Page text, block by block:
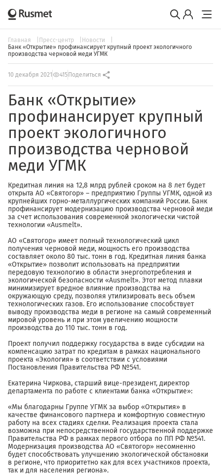
Главная Пресс-центр
Новости
Банк «Открытие» профинансирует крупный проект экологичного
производства черновой меди УГМК
10 декабря 2021 415 Поделиться
Банк «Открытие»
профинансирует крупный
проект экологичного
производства черновой
меди УГМК
Кредитная линия на 12,8 млрд рублей сроком на 8 лет будет
открыта АО «Святогор» – предприятию Группы УГМК, одной из
крупнейших горно-металлургических компаний России. Банк
профинансирует модернизацию производства черновой меди
за счет использования современной экологически чистой
технологии «Ausmelt».
АО «Святогор» имеет полный технологический цикл
получения черновой меди, мощность его производства
составляет около 80 тыс. тонн в год. Кредитная линия банка
«Открытие» позволит использовать на предприятии
передовую технологию в области энергопотребления и
экологической безопасности «Ausmelt». Этот метод плавки
минимизирует вредное влияние производства на
окружающую среду, позволяя утилизировать весь объем
технологических газов. Его использование способствует
выводу производства меди в регионе на самый современный
мировой уровень и при этом увеличению мощности
производства до 110 тыс. тонн в год.
Проект получил поддержку государства в виде субсидии на
компенсацию затрат по кредитам в рамках национального
проекта «Экология» в соответствии с условиями
Постановления Правительства РФ №541.
Екатерина Чиркова, старший вице-президент, директор
департамента по работе с клиентами банка «Открытие»:
«Мы благодарны Группе УГМК за выбор «Открытия» в
качестве финансового партнера и комфортную совместную
работу на всех стадиях сделки. Реализация проекта стала
возможна при непосредственной государственной поддержке
Правительства РФ в рамках первого отбора по ПП РФ №541.
Модернизация производства АО «Святогор» несомненно
будет способствовать улучшению экологической обстановки
в регионе, что приоритетно как для всех участников проекта,
так и для населения региона».